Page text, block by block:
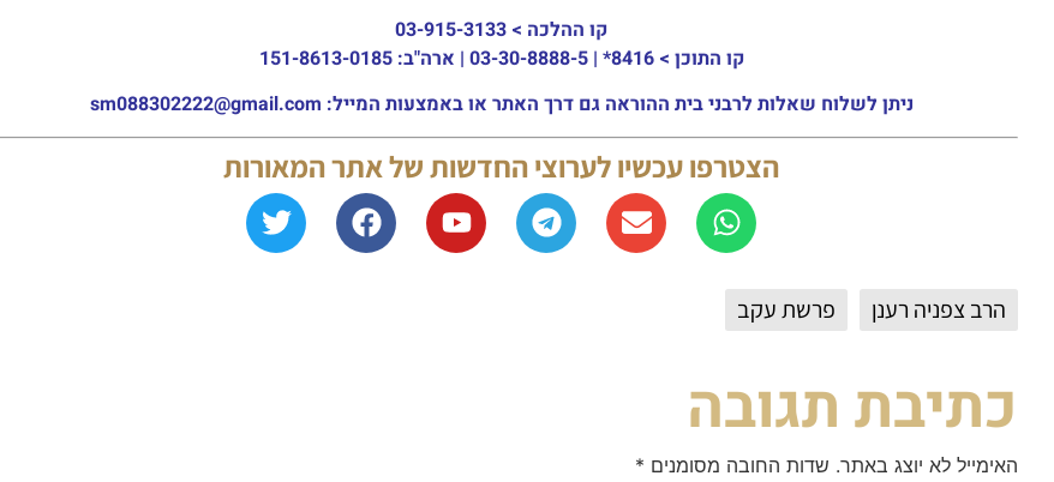
קו ההלכה >
קו התוכן >8416* | 03-30-8888-5 | ארה"ב: 151-8613-0185
ניתן לשלוח שאלות לרבני בית ההוראה גם דרך האתר או באמצעות המייל: sm088302222@gmail.com
הצטרפו עכשיו לערוצי החדשות של אתר המאורות
הרב צפניה רענן פרשת עקב
כתיבת תגובה
האימייל לא יוצג באתר. שדות החובה מסומנים *